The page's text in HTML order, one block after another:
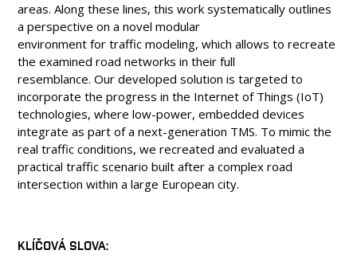
areas. Along these lines, this work systematically outlines
a perspective on a novel modular
environment for traffic modeling, which allows to recreate
the examined road networks in their full
resemblance. Our developed solution is targeted to
incorporate the progress in the Internet of Things (IoT)
technologies, where low-power, embedded devices
integrate as part of a next-generation TMS. To mimic the
real traffic conditions, we recreated and evaluated a
practical traffic scenario built after a complex road
intersection within a large European city.
KLÍČOVÁ SLOVA